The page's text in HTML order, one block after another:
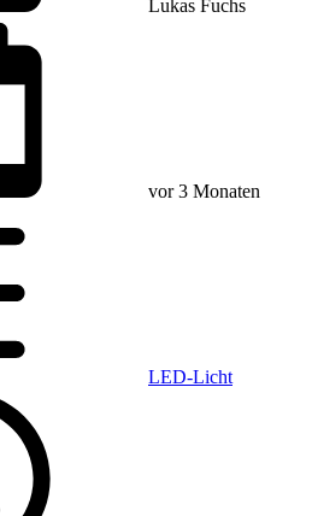
Lukas Fuchs
vor 3 Monaten
LED-Licht